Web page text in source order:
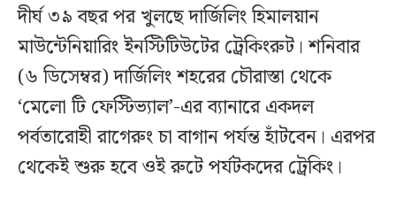
দীর্ঘ ৩৯ বছর পর খুলছে দার্জিলিং হিমালয়ান
মাউন্টেনিয়ারিং ইনস্টিটিউটের ট্রেকিংরুট। শনিবার
(৬ ডিসেম্বর) দার্জিলিং শহরের চৌরাস্তা থেকে
‘মেলো টি ফেস্টিভ্যাল’-এর ব্যানারে একদল
পর্বতারোহী রাগেরুং চা বাগান পর্যন্ত হাঁটবেন। এরপর
থেকেই শুরু হবে ওই রুটে পর্যটকদের ট্রেকিং।